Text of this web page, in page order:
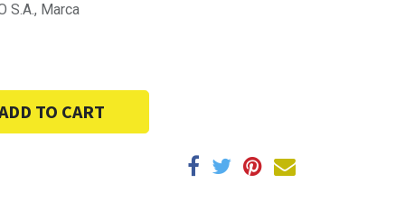
S.A., Marca
TO CART